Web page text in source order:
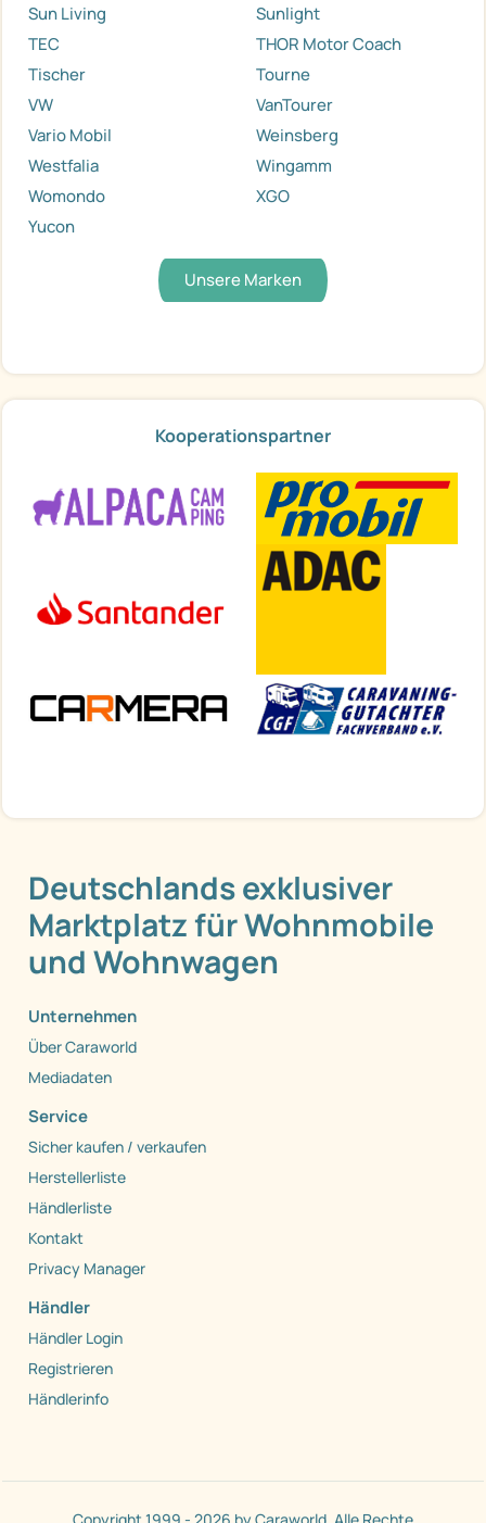
Sun Living
Sunlight
TEC
THOR Motor Coach
Tischer
Tourne
VW
VanTourer
Vario Mobil
Weinsberg
Westfalia
Wingamm
Womondo
XGO
Yucon
Unsere Marken
Kooperationspartner
Deutschlands exklusiver
Marktplatz für Wohnmobile
und Wohnwagen
Unternehmen
Über Caraworld
Mediadaten
Service
Sicher kaufen / verkaufen
Herstellerliste
Händlerliste
Kontakt
Privacy Manager
Händler
Händler Login
Registrieren
Händlerinfo